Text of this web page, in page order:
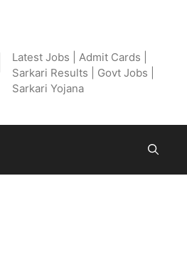
Latest Jobs | Admit Cards |
Sarkari Results | Govt Jobs |
Sarkari Yojana